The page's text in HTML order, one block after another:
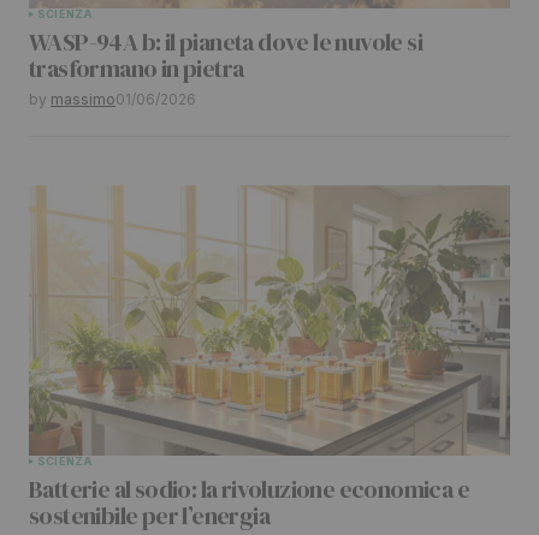
SCIENZA
WASP-94A b: il pianeta dove le nuvole si
trasformano in pietra
by massimo01/06/2026
SCIENZA
Batterie al sodio: la rivoluzione economica e
sostenibile per l’energia